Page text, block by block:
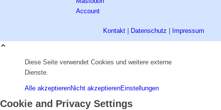
Kontakt | Datenschutz | Impressum
Diese Seite verwendet Cookies und weitere externe
Dienste.
Alle akzeptierenNicht akzeptierenEinstellungen
Cookie and Privacy Settings